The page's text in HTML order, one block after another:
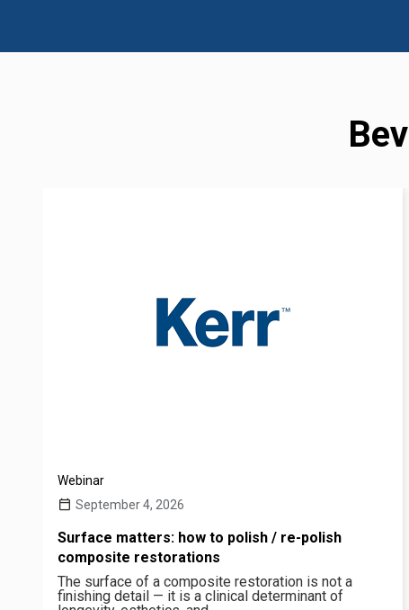
Webinar
September 4, 2026
Surface matters: how to polish / re-polish
composite restorations
The surface of a composite restoration is not a
finishing detail — it is a clinical determinant of